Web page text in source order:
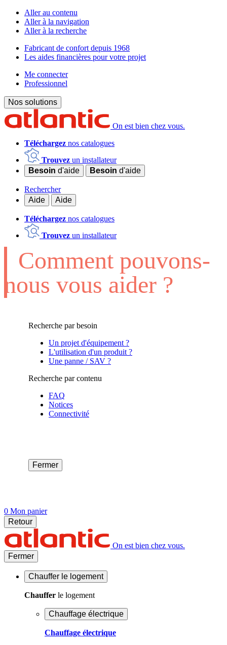
Aller au contenu
Aller à la navigation
Aller à la recherche
Fabricant de confort depuis 1968
Les aides financières pour votre projet
Me connecter
Professionnel
Nos solutions
On est bien chez vous.
Téléchargez nos catalogues
Trouvez un installateur
Besoin d'aide Besoin d'aide
Rechercher
Aide
Aide
Téléchargez nos catalogues
Trouvez un installateur
Comment pouvons-
nous vous aider ?
Recherche par besoin
Un projet d'équipement ?
L'utilisation d'un produit ?
Une panne / SAV ?
Recherche par contenu
FAQ
Notices
Connectivité
Fermer
0 Mon panier
Retour
On est bien chez vous.
Fermer
Chauffer le logement
Chauffer le logement
Chauffage électrique
Chauffage électrique